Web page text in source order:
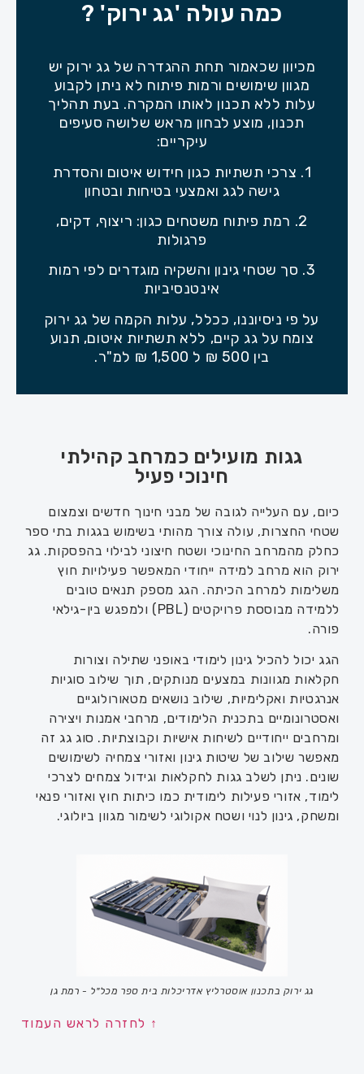
כמה עולה 'גג ירוק' ?
מכיוון שכאמור תחת ההגדרה של גג ירוק יש
מגוון שימושים ורמות פיתוח לא ניתן לקבוע
עלות ללא תכנון לאותו המקרה. בעת תהליך
תכנון, מוצע לבחון מראש שלושה סעיפים
עיקריים:
1. צרכי תשתיות כגון חידוש איטום והסדרת
גישה לגג ואמצעי בטיחות ובטחון
2. רמת פיתוח משטחים כגון: ריצוף, דקים,
פרגולות
3. סך שטחי גינון והשקיה מוגדרים לפי רמות
אינטנסיביות
על פי ניסיוננו, ככלל, עלות הקמה של גג ירוק
צומח על גג קיים, ללא תשתיות איטום, תנוע
בין 500 ₪ ל 1,500 ₪ למ"ר.
גגות מועילים כמרחב קהילתי
חינוכי פעיל
כיום, עם העלייה לגובה של מבני חינוך חדשים וצמצום
שטחי החצרות, עולה צורך מהותי בשימוש בגגות בתי ספר
כחלק מהמרחב החינוכי ושטח חיצוני לבילוי בהפסקות. גג
ירוק הוא מרחב למידה ייחודי המאפשר פעילויות חוץ
משלימות למרחב הכיתה. הגג מספק תנאים טובים
ללמידה מבוססת פרויקטים (PBL) ולמפגש בין-גילאי
פורה.
הגג יכול להכיל גינון לימודי באופני שתילה וצורות
חקלאות מגוונות במצעים מנותקים, תוך שילוב סוגיות
אנרגטיות ואקלימיות, שילוב נושאים מטאורולוגיים
ואסטרונומיים בתכנית הלימודים, מרחבי אמנות ויצירה
ומרחבים ייחודיים לשיחות אישיות וקבוצתיות. סוג גג זה
מאפשר שילוב של שיטות גינון ואזורי צמחיה לשימושים
שונים. ניתן לשלב גגות לחקלאות וגידול צמחים לצרכי
לימוד, אזורי פעילות לימודית כמו כיתות חוץ ואזורי פנאי
ומשחק, גינון לנוי ושטח אקולוגי לשימור מגוון ביולוגי.
גג ירוק בתכנון אוסטרליץ אדריכלות בית ספר מכל"ל - רמת גן
↑ לחזרה לראש העמוד